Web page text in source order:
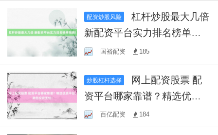
配资炒股风险
杠杆炒股最大几倍
新配资平台实力排名榜单揭
晓！国裕配资 185
炒股杠杆选择
资平台哪家靠谱？精选优质
平台，助您投资无忧！
百亿配资 184